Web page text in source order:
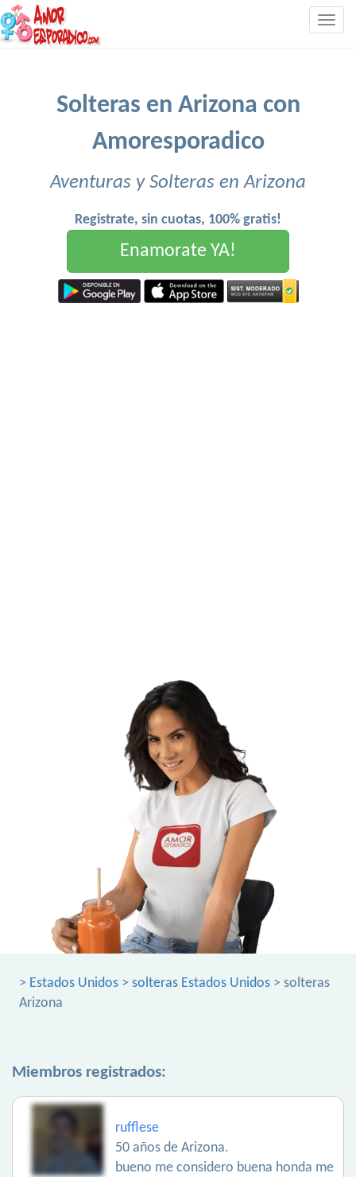
Solteras en Arizona con
Amoresporadico
Aventuras y Solteras en Arizona
Registrate, sin cuotas, 100% gratis!
Enamorate YA!
> Estados Unidos > solteras Estados Unidos > solteras
Arizona
Miembros registrados:
rufflese
50 años de Arizona.
bueno me considero buena honda me